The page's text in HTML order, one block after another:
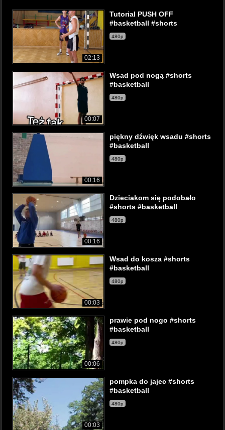
02:13
Tutorial PUSH OFF
#basketball #shorts
480p
00:07
Wsad pod nogą #shorts
#basketball
480p
00:16
piękny dźwięk wsadu #shorts
#basketball
480p
00:16
Dzieciakom się podobało
#shorts #basketball
480p
00:03
Wsad do kosza #shorts
#basketball
480p
00:06
prawie pod nogo #shorts
#basketball
480p
00:03
pompka do jajec #shorts
#basketball
480p